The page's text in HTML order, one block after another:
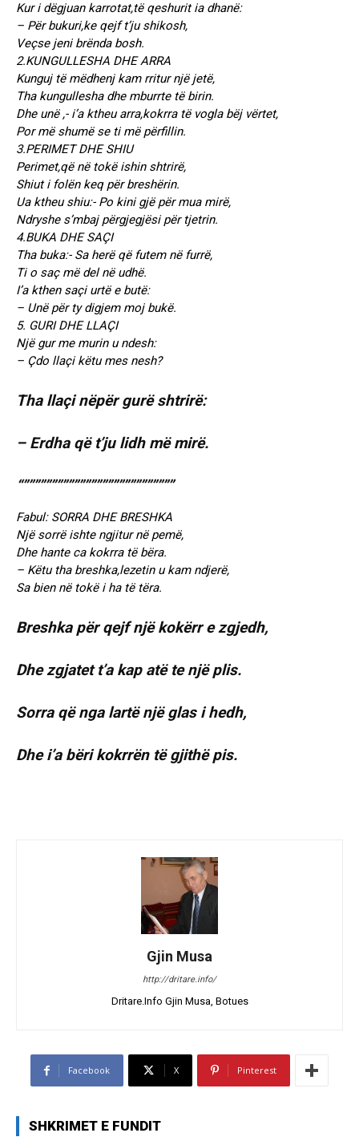
Kur i dëgjuan karrotat,të qeshurit ia dhanë:
– Për bukuri,ke qejf t’ju shikosh,
Veçse jeni brënda bosh.
2.KUNGULLESHA DHE ARRA
Kunguj të mëdhenj kam rritur një jetë,
Tha kungullesha dhe mburrte të birin.
Dhe unë ,- i’a ktheu arra,kokrra të vogla bëj vërtet,
Por më shumë se ti më përfillin.
3.PERIMET DHE SHIU
Perimet,që në tokë ishin shtrirë,
Shiut i folën keq për breshërin.
Ua ktheu shiu:- Po kini gjë për mua mirë,
Ndryshe s’mbaj përgjegjësi për tjetrin.
4.BUKA DHE SAÇI
Tha buka:- Sa herë që futem në furrë,
Ti o saç më del në udhë.
I’a kthen saçi urtë e butë:
– Unë për ty digjem moj bukë.
5. GURI DHE LLAÇI
Një gur me murin u ndesh:
– Çdo llaçi këtu mes nesh?
Tha llaçi nëpër gurë shtrirë:
– Erdha që t’ju lidh më mirë.
“”””””””””””””””””””””””””””
Fabul: SORRA DHE BRESHKA
Një sorrë ishte ngjitur në pemë,
Dhe hante ca kokrra të bëra.
– Këtu tha breshka,lezetin u kam ndjerë,
Sa bien në tokë i ha të tëra.
Breshka për qejf një kokërr e zgjedh,
Dhe zgjatet t’a kap atë te një plis.
Sorra që nga lartë një glas i hedh,
Dhe i’a bëri kokrrën të gjithë pis.
Gjin Musa
http://dritare.info/
Dritare.Info Gjin Musa, Botues
Facebook X Pinterest
SHKRIMET E FUNDIT